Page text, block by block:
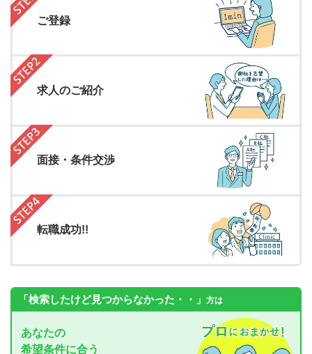
ご登録
求人のご紹介
面接・条件交渉
転職成功!!
「検索したけど見つからなかった・・」 方は
あなたの
希望条件に合う